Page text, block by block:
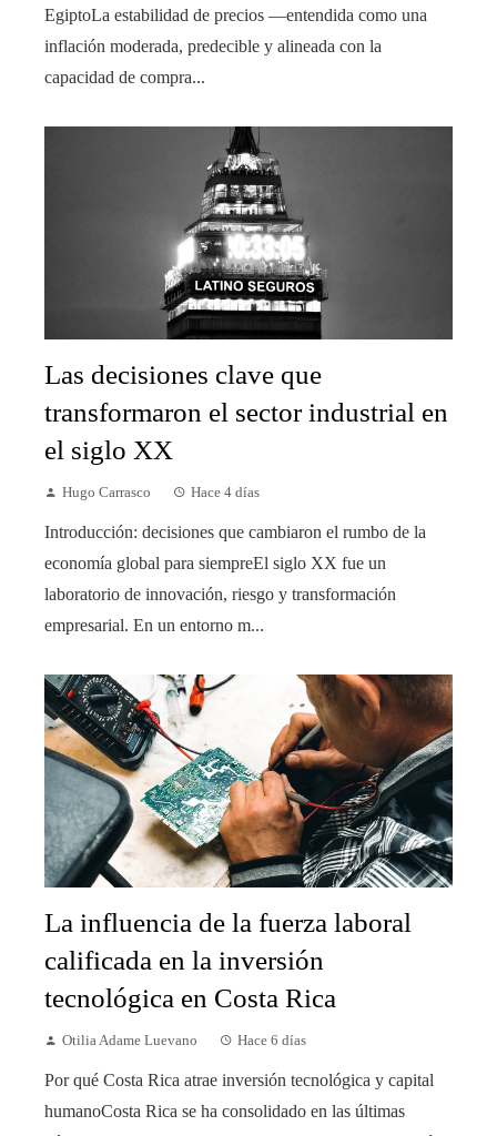
EgiptoLa estabilidad de precios —entendida como una
inflación moderada, predecible y alineada con la
capacidad de compra...
Las decisiones clave que
transformaron el sector industrial en
el siglo XX
Hugo Carrasco Hace 4 días
Introducción: decisiones que cambiaron el rumbo de la
economía global para siempreEl siglo XX fue un
laboratorio de innovación, riesgo y transformación
empresarial. En un entorno m...
La influencia de la fuerza laboral
calificada en la inversión
tecnológica en Costa Rica
Otilia Adame Luevano Hace 6 días
Por qué Costa Rica atrae inversión tecnológica y capital
humanoCosta Rica se ha consolidado en las últimas